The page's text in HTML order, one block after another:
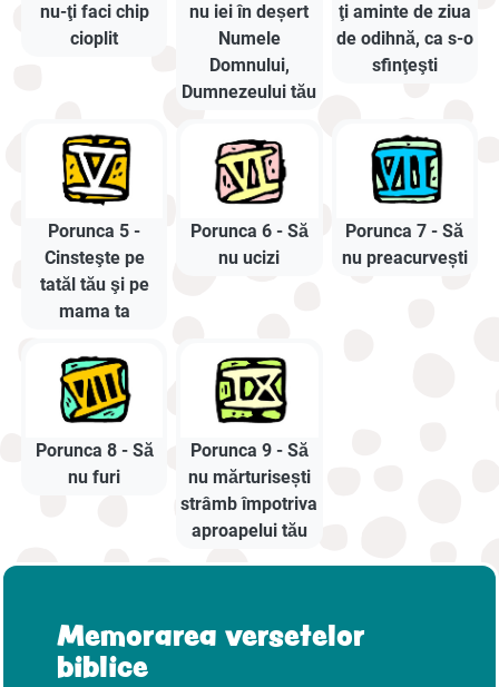
nu-ţi faci chip
cioplit
nu iei în deșert
Numele
Domnului,
Dumnezeului tău
ţi aminte de ziua
de odihnă, ca s-o
sfinţeşti
Porunca 5 -
Cinsteşte pe
tatăl tău şi pe
mama ta
Porunca 6 - Să
nu ucizi
Porunca 7 - Să
nu preacurvești
Porunca 8 - Să
nu furi
Porunca 9 - Să
nu mărturisești
strâmb împotriva
aproapelui tău
Memorarea versetelor
biblice